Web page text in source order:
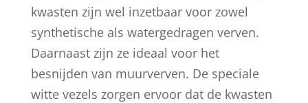
kwasten zijn wel inzetbaar voor zowel
synthetische als watergedragen verven.
Daarnaast zijn ze ideaal voor het
besnijden van muurverven. De speciale
witte vezels zorgen ervoor dat de kwasten